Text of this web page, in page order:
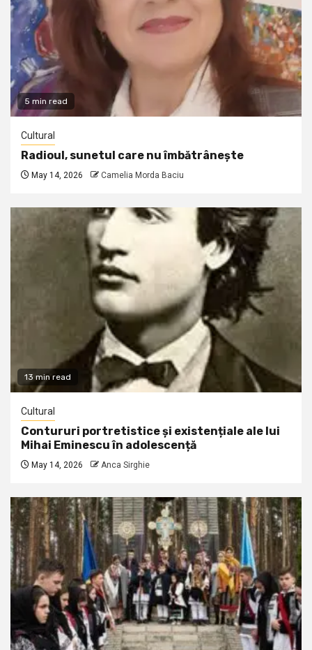
5 min read
Cultural
Radioul, sunetul care nu îmbătrânește
May 14, 2026 Camelia Morda Baciu
13 min read
Cultural
Contururi portretistice și existențiale ale lui
Mihai Eminescu în adolescență
May 14, 2026 Anca Sirghie